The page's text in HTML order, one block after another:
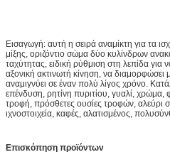
Εισαγωγή: αυτή η σειρά αναμίκτη για τα
μίξης, οριζόντιο σώμα δύο κυλίνδρων
ταχύτητας, ειδική ρύθμιση στη λεπίδα για
αξονική ακτινωτή κίνηση, να
αναμιγνύει σε έναν πολύ λίγος χρόνο.
επένδυση, ρητίνη πυριτίου, γυαλί,
τροφή, πρόσθετες ουσίες τροφών, αλεύρι
ιχνοστοιχεία, καφές, αλατισμένος,
Επισκόπηση προϊόντων